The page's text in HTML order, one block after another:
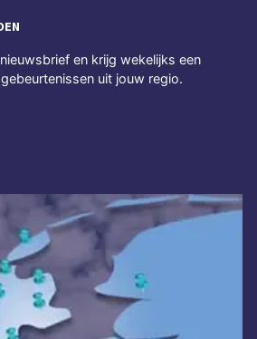
en krijg wekelijks een
uit jouw regio.